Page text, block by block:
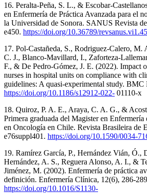
16. Peralta-Peña, S. L., & Escobar-
en Enfermería de Práctica Avanzada para el
la Universidad de Sonora. SANUS Revista
e450. https://doi.org/10.36789/
17. Pol-Castañeda, S., Rodriguez-Calero,
C. J., Blanco-Mavillard, I., Zaforteza-
F., & De Pedro-Gómez, J. E. (2022). Impact
nurses in hospital units on compliance with
guidelines: A quasi-experimental study.
https://doi.org/10.1186/s12912-022- 01110-x
18. Quiroz, P. A. E., Araya, C. A. G., &
Primera graduada del Magister en Enfermería
en Oncología en Chile. Revista Brasileira de
e76suppl401. https://doi.org/10.1590/0034-
19. Ramírez García, P., Hernández Vián, Ó.,
Hernández, A. S., Reguera Alonso, A. I., &
Jiménez, M. (2002). Enfermería de práctica
definición. Enfermería Clínica, 12(6), 286-
https://doi.org/10.1016/S1130-